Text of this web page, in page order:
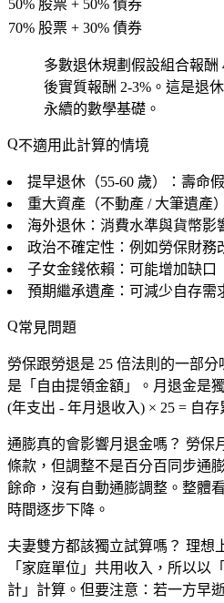
50% 股票 + 50% 債券
70% 股票 + 30% 債券
多數退休規劃假設組合報酬
後實質報酬 2-3%。這是退
永續的數學基礎。
不適用此計算的情境
提早退休（55-60 歲）：壽命
重大資產（不動產 / 大筆遺產
海外退休：消費水準與貨幣影
政治不確定性：例如勞保財務
子女金錢依賴：可能增加缺口
預期繼承遺產：可減少自存需
常見問題
勞保跟勞退是 25 倍法則的一部分
是「自由提領金額」。月退金是
(年支出 - 年月退收入) × 25 = 自存
通膨真的會影響月退金嗎？ 勞保
條款，但調整不是百分百同步通
餘命，沒有自動通膨調整。 整體
時間逐步下降 。
夫妻雙方都該獨立試算嗎？ 理想
「家庭單位」共用收入，所以以
計」計算。但要注意：若一方早